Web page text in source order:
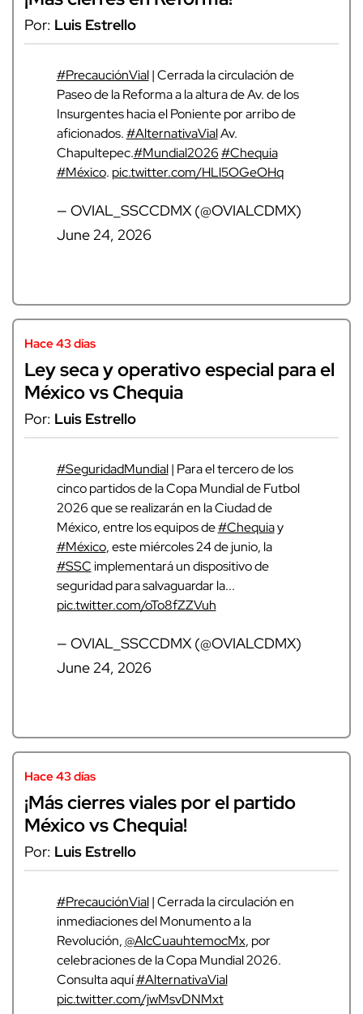
Por: Luis Estrello
#PrecauciónVial| Cerrada la circulación de
Paseo de la Reforma a la altura de Av. de los
Insurgentes hacia el Poniente por arribo de
aficionados.#AlternativaVialAv.
Chapultepec.#Mundial2026#Chequia
#México. pic.twitter.com/HLl5OGeOHq
— OVIAL_SSCCDMX (@OVIALCDMX)
June 24, 2026
Hace 43 días
Ley seca y operativo especial para el
México vs Chequia
Por: Luis Estrello
#SeguridadMundial| Para el tercero de los
cinco partidos de la Copa Mundial de Futbol
2026 que se realizarán en la Ciudad de
México, entre los equipos de#Chequiay
#México, este miércoles 24 de junio, la
#SSCimplementará un dispositivo de
seguridad para salvaguardar la...
pic.twitter.com/oTo8fZZVuh
— OVIAL_SSCCDMX (@OVIALCDMX)
June 24, 2026
Hace 43 días
¡Más cierres viales por el partido
México vs Chequia!
Por: Luis Estrello
#PrecauciónVial| Cerrada la circulación en
inmediaciones del Monumento a la
Revolución,@AlcCuauhtemocMx, por
celebraciones de la Copa Mundial 2026.
Consulta aquí#AlternativaVial
pic.twitter.com/jwMsvDNMxt